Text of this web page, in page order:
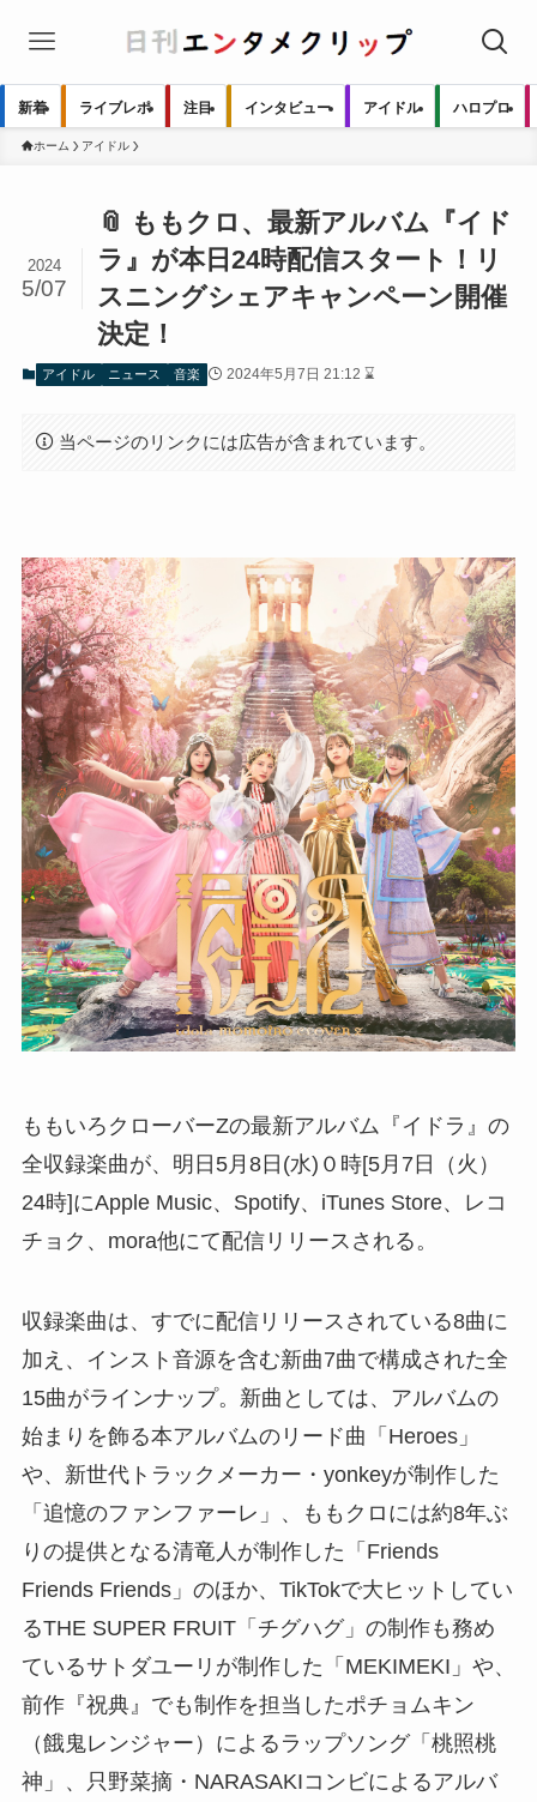
新着 ライブレポ 注目 インタビュー アイドル ハロプロ
ホーム アイドル
📎 ももクロ、最新アルバム『イド
ラ』が本日24時配信スタート！リ
スニングシェアキャンペーン開催
決定！
2024
5/07
アイドル ニュース 音楽 2024年5月7日 21:12 ⌛
当ページのリンクには広告が含まれています。
ももいろクローバーZの最新アルバム『イドラ』の
全収録楽曲が、明日5月8日(水)０時[5月7日（火）
24時]にApple Music、Spotify、iTunes Store、レコ
チョク、mora他にて配信リリースされる。
収録楽曲は、すでに配信リリースされている8曲に
加え、インスト音源を含む新曲7曲で構成された全
15曲がラインナップ。新曲としては、アルバムの
始まりを飾る本アルバムのリード曲「Heroes」
や、新世代トラックメーカー・yonkeyが制作した
「追憶のファンファーレ」、ももクロには約8年ぶ
りの提供となる清竜人が制作した「Friends
Friends Friends」のほか、TikTokで大ヒットしてい
るTHE SUPER FRUIT「チグハグ」の制作も務め
ているサトダユーリが制作した「MEKIMEKI」や、
前作『祝典』でも制作を担当したポチョムキン
（餓鬼レンジャー）によるラップソング「桃照桃
神」、只野菜摘・NARASAKIコンビによるアルバ